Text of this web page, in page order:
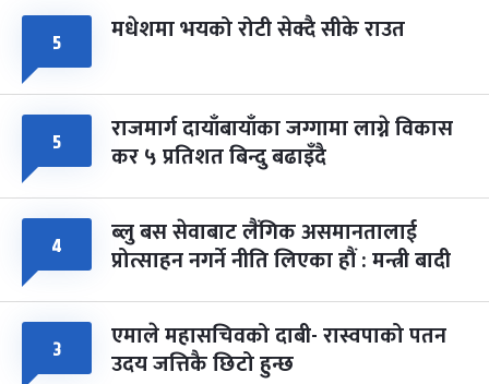
५ मधेशमा भयको रोटी सेक्दै सीके राउत
५ राजमार्ग दायाँबायाँका जग्गामा लाग्ने विकास
कर ५ प्रतिशत बिन्दु बढाइँदै
४ ब्लु बस सेवाबाट लैंगिक असमानतालाई
प्रोत्साहन नगर्ने नीति लिएका हौं : मन्त्री बादी
३ एमाले महासचिवको दाबी- रास्वपाको पतन
उदय जत्तिकै छिटो हुन्छ